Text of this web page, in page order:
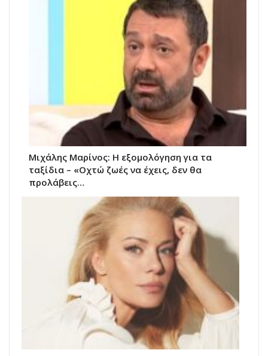
Μιχάλης Μαρίνος: Η εξομολόγηση για τα
ταξίδια – «Οχτώ ζωές να έχεις, δεν θα
προλάβεις…